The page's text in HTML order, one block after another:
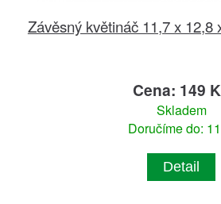
Závěsný květináč 11,7 x 12,8
Cena: 149
Skladem
Doručíme do:
Detail